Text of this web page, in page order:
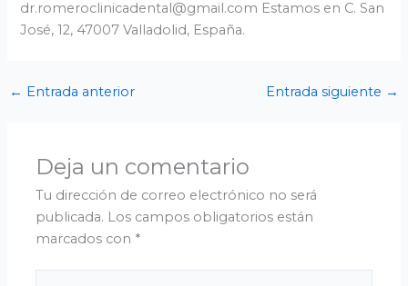
dr.romeroclinicadental@gmail.com Estamos en C. San
José, 12, 47007 Valladolid, España.
← Entrada anterior Entrada siguiente →
Deja un comentario
Tu dirección de correo electrónico no será
publicada. Los campos obligatorios están
marcados con *